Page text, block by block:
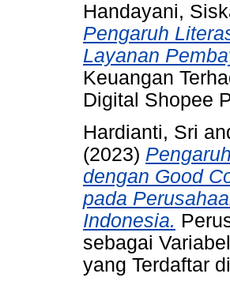
Handayani,
Pengaruh
Layanan
Keuangan
Digital Shopee
Hardianti, Sri
(2023)
dengan Good
pada
Indonesia.
sebagai
yang Terdaftar